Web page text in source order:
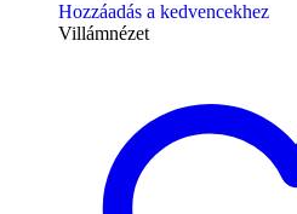
Hozzáadás a kedvencekhez
Villámnézet